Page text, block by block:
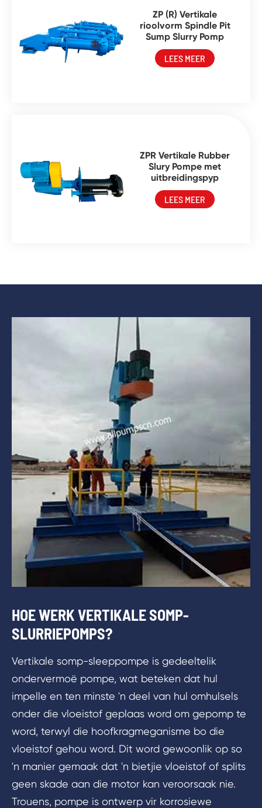
ZP (R) Vertikale
rioolvorm Spindle Pit
Sump Slurry Pomp
LEES MEER
ZPR Vertikale Rubber
Slury Pompe met
uitbreidingspyp
LEES MEER
HOE WERK VERTIKALE SOMP-
SLURRIEPOMPS?
Vertikale somp-sleeppompe is gedeeltelik
ondervermoë pompe, wat beteken dat hul
impelle en ten minste 'n deel van hul omhulsels
onder die vloeistof geplaas word om gepomp te
word, terwyl die hoofkragmeganisme bo die
vloeistof gehou word. Dit word gewoonlik op so
'n manier gemaak dat 'n bietjie vloeistof of splits
geen skade aan die motor kan veroorsaak nie.
Trouens, pompe is ontwerp vir korrosiewe